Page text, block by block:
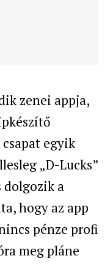
zenei appja,
egyik
„D-Lucks”
a
hogy az app
pénze profi
meg pláne